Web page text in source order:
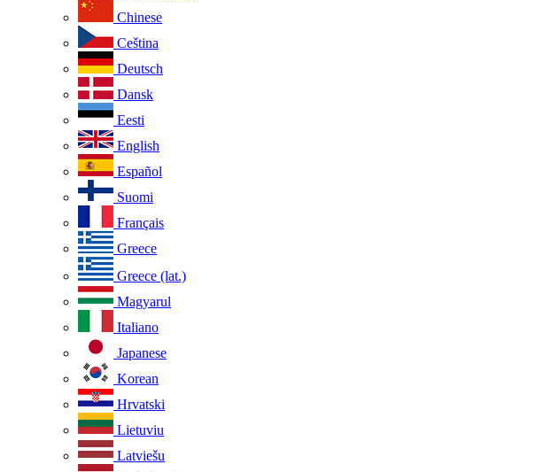
Chinese
Ceština
Deutsch
Dansk
Eesti
English
Español
Suomi
Français
Greece
Greece (lat.)
Magyarul
Italiano
Japanese
Korean
Hrvatski
Lietuviu
Latviešu